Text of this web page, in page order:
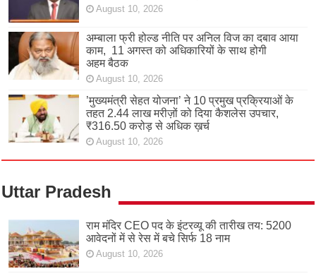
August 10, 2026
अम्बाला फ्री होल्ड नीति पर अनिल विज का दबाव आया
काम, 11 अगस्त को अधिकारियों के साथ होगी
अहम बैठक
August 10, 2026
’मुख्यमंत्री सेहत योजना’ ने 10 प्रमुख प्रक्रियाओं के
तहत 2.44 लाख मरीज़ों को दिया कैशलेस उपचार,
₹316.50 करोड़ से अधिक ख़र्च
August 10, 2026
Uttar Pradesh
राम मंदिर CEO पद के इंटरव्यू की तारीख तय: 5200
आवेदनों में से रेस में बचे सिर्फ 18 नाम
August 10, 2026